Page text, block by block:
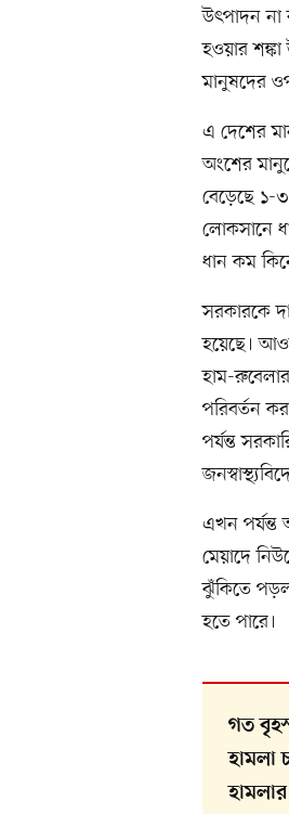
উৎপাদন না
হওয়ার
মানুষদের
এ দেশের
অংশের
বেড়েছে ১-
লোকসানে
ধান কম
সরকারকে
হয়েছে।
হাম-
পরিবর্তন
পর্যন্ত
এখন পর্যন্ত
মেয়াদে
ঝুঁকিতে
হতে পারে।
গত
হামলা